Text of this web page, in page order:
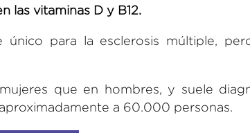
las vitaminas D y B12.
para la esclerosis múltiple,
que en hombres, y suele
a 60.000 personas.